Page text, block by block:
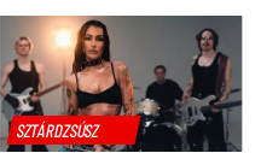
SZTÁRDZSÚSZ